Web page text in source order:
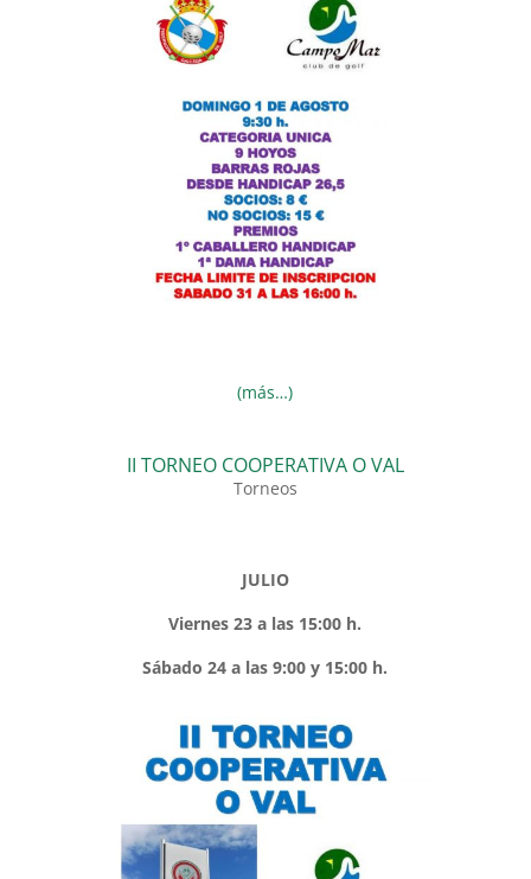
(más…)
II TORNEO COOPERATIVA O VAL
Torneos
JULIO
Viernes 23 a las 15:00 h.
Sábado 24 a las 9:00 y 15:00 h.